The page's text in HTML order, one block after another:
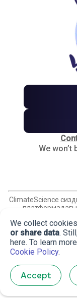
Финансы
Айланма
Финалдык
We
ClimateScience
ошондой эле
We collect
or share data.
here. To learn
Cookie Policy.
Accept